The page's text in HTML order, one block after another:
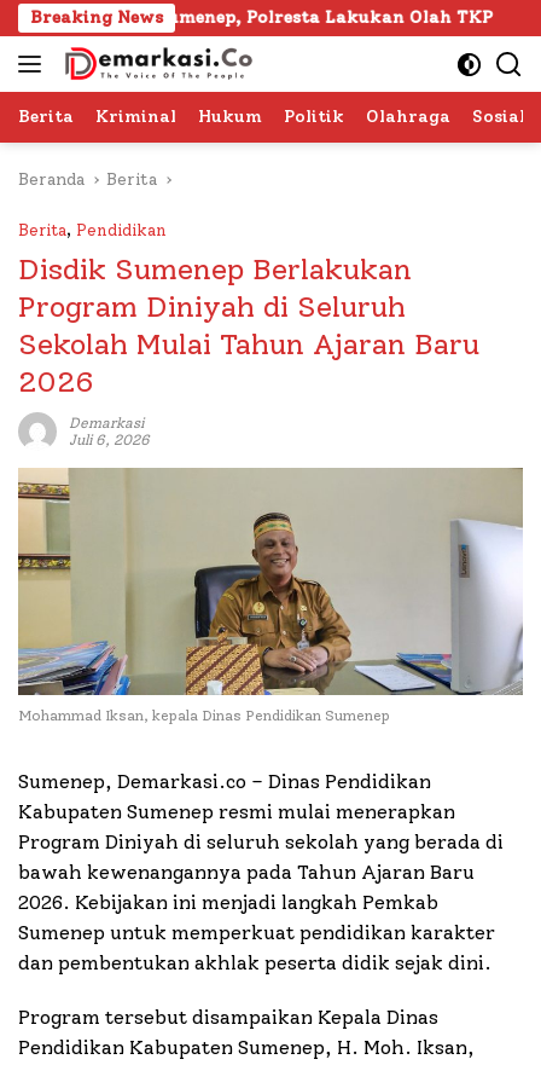
Langsung
ke
konten
Breaking News
Sumenep, Polresta Lakukan Olah TKP 103
Berita Kriminal Hukum Politik Olahraga Sosial
Beranda Berita
Berita, Pendidikan
Disdik Sumenep Berlakukan
Program Diniyah di Seluruh
Sekolah Mulai Tahun Ajaran Baru
2026
Demarkasi
Juli 6, 2026
Mohammad Iksan, kepala Dinas Pendidikan Sumenep
Sumenep, Demarkasi.co – Dinas Pendidikan
Kabupaten Sumenep resmi mulai menerapkan
Program Diniyah di seluruh sekolah yang berada di
bawah kewenangannya pada Tahun Ajaran Baru
2026. Kebijakan ini menjadi langkah Pemkab
Sumenep untuk memperkuat pendidikan karakter
dan pembentukan akhlak peserta didik sejak dini.
Program tersebut disampaikan Kepala Dinas
Pendidikan Kabupaten Sumenep, H. Moh. Iksan,